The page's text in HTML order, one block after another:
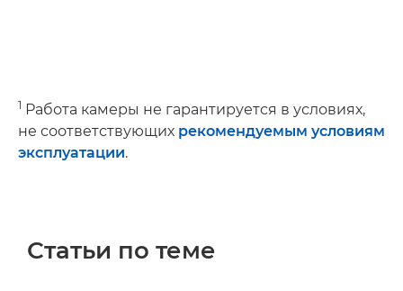
1 Работа камеры не гарантируется в условиях,
не соответствующих рекомендуемым условиям
эксплуатации.
Статьи по теме